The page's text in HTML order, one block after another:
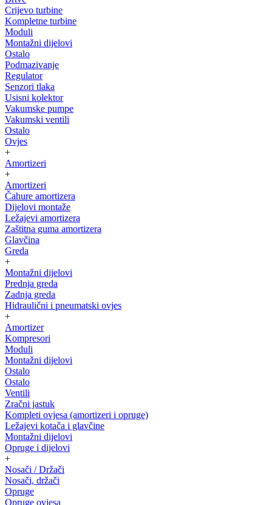
Crijevo turbine
Kompletne turbine
Moduli
Montažni dijelovi
Ostalo
Podmazivanje
Regulator
Senzori tlaka
Usisni kolektor
Vakumske pumpe
Vakumski ventili
Ostalo
Ovjes
+
Amortizeri
+
Amortizeri
Čahure amortizera
Dijelovi montaže
Ležajevi amortizera
Zaštitna guma amortizera
Glavčina
Greda
+
Montažni dijelovi
Prednja greda
Zadnja greda
Hidraulični i pneumatski ovjes
+
Amortizer
Kompresori
Moduli
Montažni dijelovi
Ostalo
Ostalo
Ventili
Zračni jastuk
Kompleti ovjesa (amortizeri i opruge)
Ležajevi kotača i glavčine
Montažni dijelovi
Opruge i dijelovi
+
Nosači / Držači
Nosači, držači
Opruge
Opruge ovjesa